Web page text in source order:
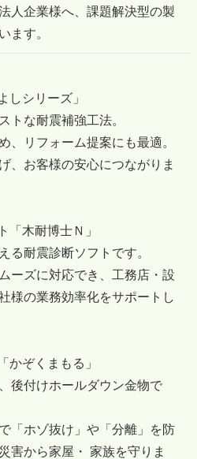
人企業様へ、課題解決型の製
ます。
しシリーズ」
トな耐震補強工法。
、リフォーム提案にも最適。
、お客様の安心につながりま
「木耐博士Ｎ」
る耐震診断ソフトです。
ーズに対応でき、工務店・設
様の業務効率化をサポートし
かぞくまもる」
後付けホールダウン金物で
「ホゾ抜け」や「分離」を防
害から家屋・ 家族を守りま